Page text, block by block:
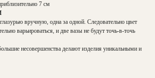
7 см
вручную, одна за одной. Следовательно цвет
варьироваться, и две вазы не будут точь-в-точь
несовершенства делают изделия уникальными и